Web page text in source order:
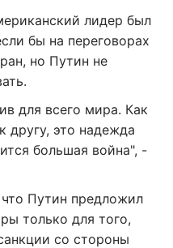
лидер был
бы на переговорах
но Путин не
для всего мира. Как
другу, это надежда
большая война", -
Путин предложил
только для того,
со стороны